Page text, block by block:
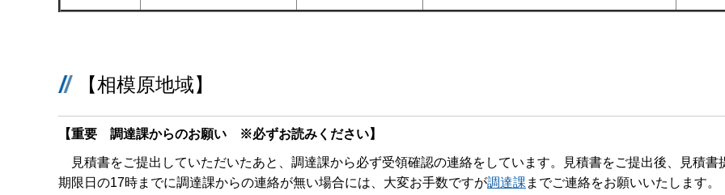
【相模原地域】
【重要 調達課からのお願い ※必ずお読みください】
見積書をご提出していただいたあと、調達課から必ず受領確認の連絡をしています。見積書をご提出後、見積書
期限日の17時までに調達課からの連絡が無い場合には、大変お手数ですが調達課 までご連絡をお願いいたします。